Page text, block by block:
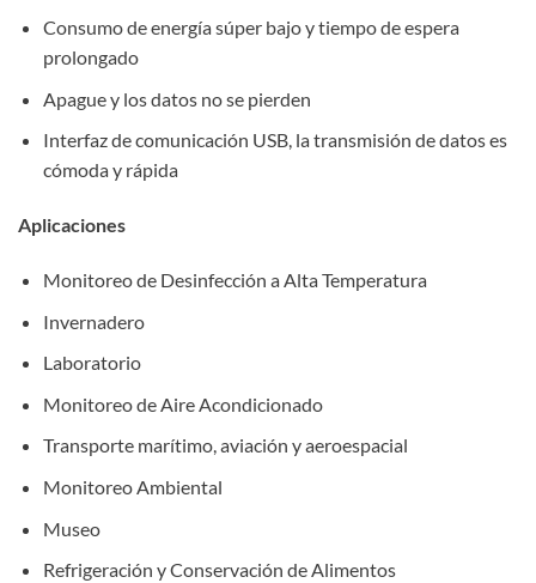
Consumo de energía súper bajo y tiempo de espera
prolongado
Apague y los datos no se pierden
Interfaz de comunicación USB, la transmisión de datos es
cómoda y rápida
Aplicaciones
Monitoreo de Desinfección a Alta Temperatura
Invernadero
Laboratorio
Monitoreo de Aire Acondicionado
Transporte marítimo, aviación y aeroespacial
Monitoreo Ambiental
Museo
Refrigeración y Conservación de Alimentos